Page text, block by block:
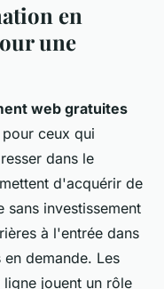
en
une
web gratuites
ceux qui
dans le
d'acquérir de
sans investissement
à l'entrée dans
demande. Les
jouent un rôle